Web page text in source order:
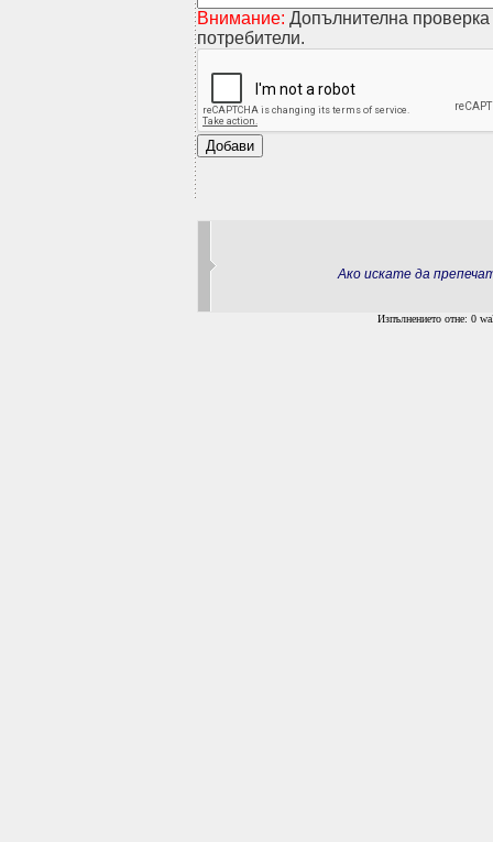
Внимание: Допълнителна
потребители.
Ако искате да
Изпълнението отне: 0